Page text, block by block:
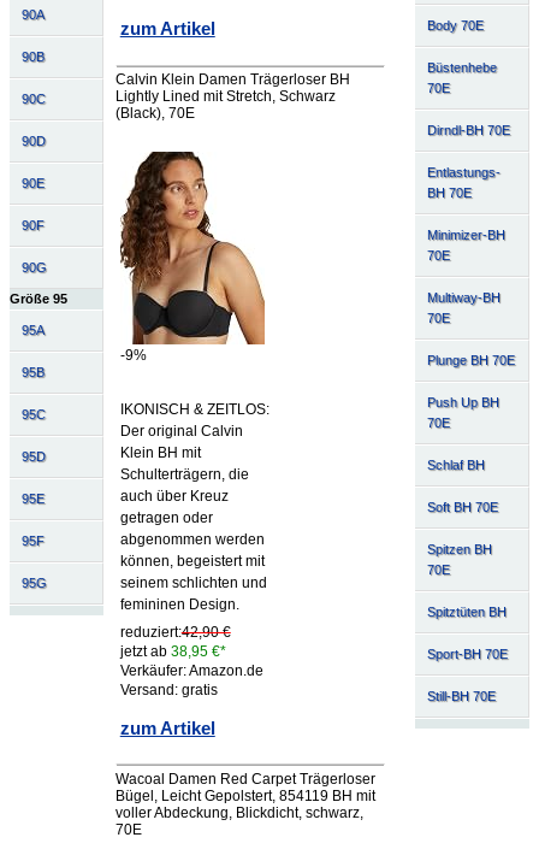
90A
90B
90C
90D
90E
90F
90G
Größe 95
95A
95B
95C
95D
95E
95F
95G
Body 70E
Büstenhebe
70E
Dirndl-BH 70E
Entlastungs-
BH 70E
Minimizer-BH
70E
Multiway-BH
70E
Plunge BH 70E
Push Up BH
70E
Schlaf BH
Soft BH 70E
Spitzen BH
70E
Spitztüten BH
Sport-BH 70E
Still-BH 70E
zum Artikel
Calvin Klein Damen Trägerloser BH
Lightly Lined mit Stretch, Schwarz
(Black), 70E
-9%
IKONISCH & ZEITLOS:
Der original Calvin
Klein BH mit
Schulterträgern, die
auch über Kreuz
getragen oder
abgenommen werden
können, begeistert mit
seinem schlichten und
femininen Design.
reduziert:42,90 €
jetzt ab 38,95 €*
Verkäufer: Amazon.de
Versand: gratis
zum Artikel
Wacoal Damen Red Carpet Trägerloser
Bügel, Leicht Gepolstert, 854119 BH mit
voller Abdeckung, Blickdicht, schwarz,
70E